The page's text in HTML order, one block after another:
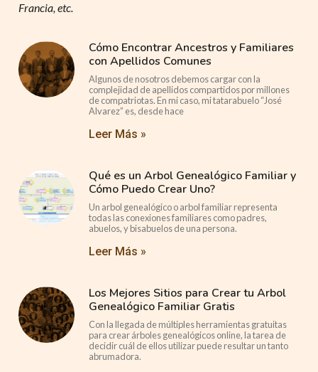
Francia, etc.
Cómo Encontrar Ancestros y Familiares
con Apellidos Comunes
Algunos de nosotros debemos cargar con la
complejidad de apellidos compartidos por millones
de compatriotas. En mi caso, mi tatarabuelo “José
Alvarez” es, desde hace
Leer Más »
Qué es un Arbol Genealógico Familiar y
Cómo Puedo Crear Uno?
Un arbol genealógico o arbol familiar representa
todas las conexiones familiares como padres,
abuelos, y bisabuelos de una persona.
Leer Más »
Los Mejores Sitios para Crear tu Arbol
Genealógico Familiar Gratis
Con la llegada de múltiples herramientas gratuitas
para crear árboles genealógicos online, la tarea de
decidir cuál de ellos utilizar puede resultar un tanto
abrumadora.